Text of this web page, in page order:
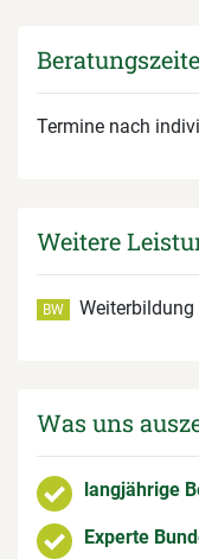
Termine nach
Weitere
BW Weiterbildung
Was uns
langjährige
Experte